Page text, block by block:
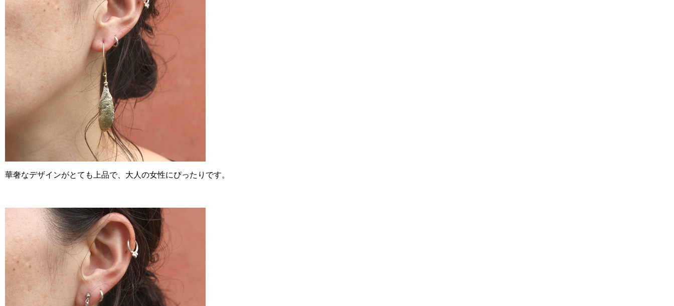
華奢なデザインがとても上品で、大人の女性にぴったりです。